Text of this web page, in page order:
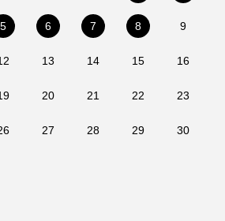
5 6 7 8 9
13 14 15 16
20 21 22 23
27 28 29 30